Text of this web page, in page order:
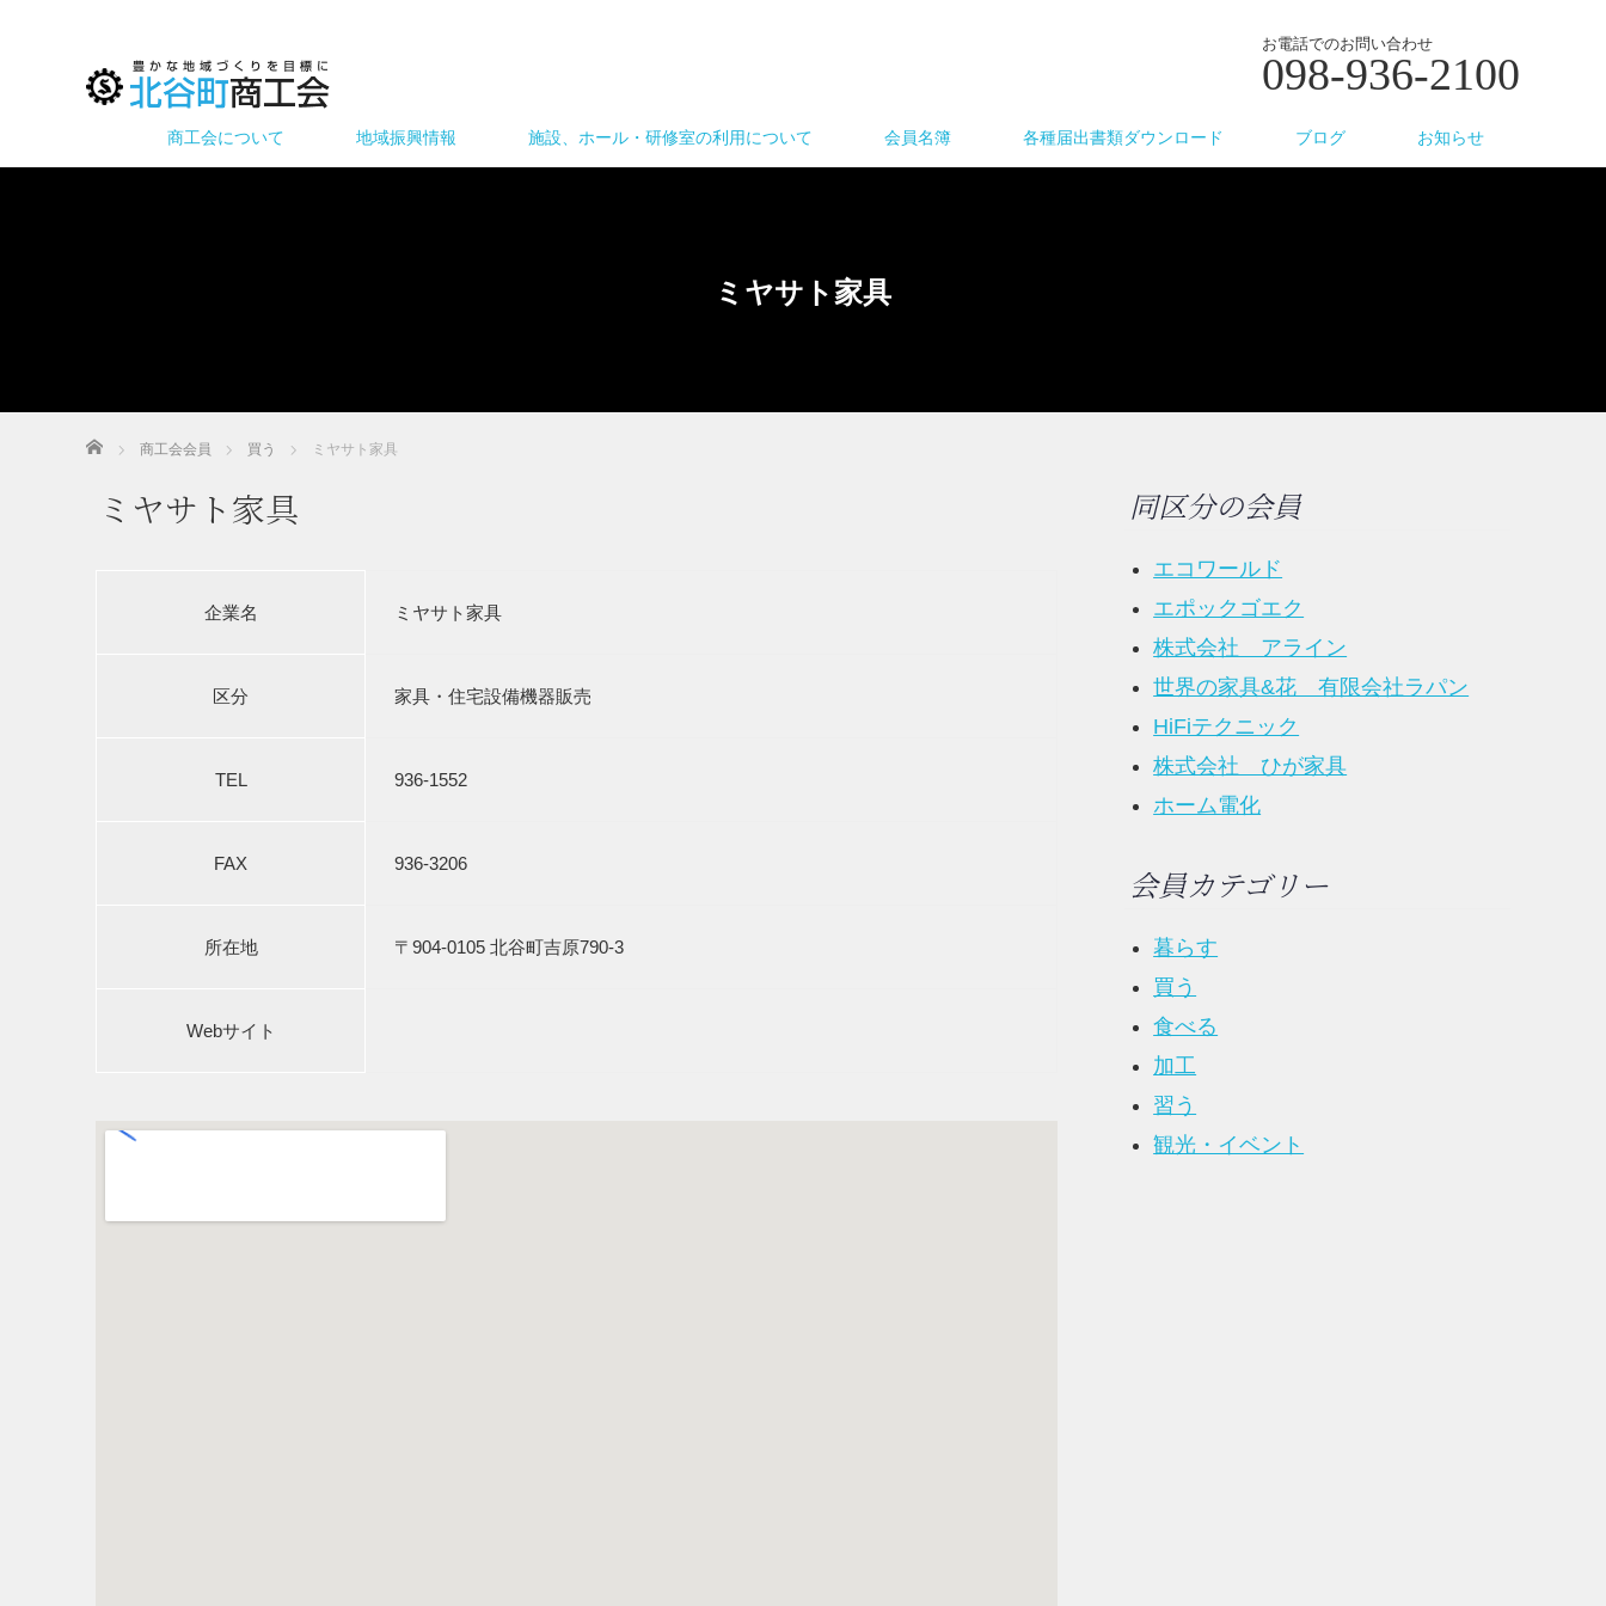
お電話でのお問い合わせ
098-936-2100
商工会について 地域振興情報 施設、ホール・研修室の利用について 会員名簿 各種届出書類ダウンロード ブログ お知らせ
ミヤサト家具
ホーム 商工会会員 買う ミヤサト家具
ミヤサト家具
企業名 ミヤサト家具
区分 家具・住宅設備機器販売
TEL 936-1552
FAX 936-3206
所在地 〒904-0105 北谷町吉原790-3
Webサイト
同区分の会員
エコワールド
エポックゴエク
株式会社 アライン
世界の家具&花 有限会社ラパン
HiFiテクニック
株式会社 ひが家具
ホーム電化
会員カテゴリー
暮らす
買う
食べる
加工
習う
観光・イベント